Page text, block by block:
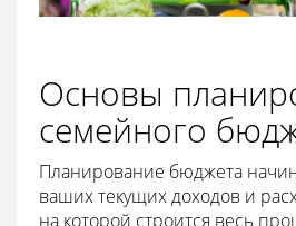
Основы
семейного
Планирование бюджета
ваших текущих доходов и
на которой строится весь